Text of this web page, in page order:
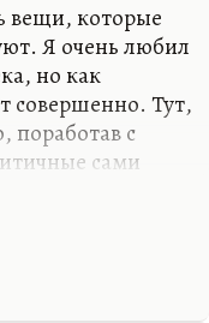
вещи, которые
Я очень любил
но как
совершенно. Тут,
поработав с
сами
— на
хочется ему
на своем опыте,
в спектакле: в